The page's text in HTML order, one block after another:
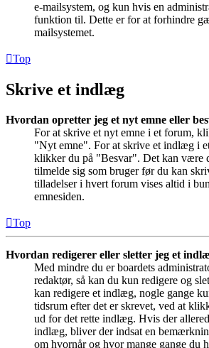
e-mailsystem, og kun hvis en
funktion til. Dette er for at forhindre
mailsystemet.
Top
Skrive et indlæg
Hvordan opretter jeg et nyt emne eller
For at skrive et nyt emne i et forum,
"Nyt emne". For at skrive et indlæg i
klikker du på "Besvar". Det kan være
tilmelde sig som bruger før du kan
tilladelser i hvert forum vises altid i
emnesiden.
Top
Hvordan redigerer eller sletter jeg et
Med mindre du er boardets
redaktør, så kan du kun redigere og
kan redigere et indlæg, nogle gange
tidsrum efter det er skrevet, ved at
ud for det rette indlæg. Hvis der
indlæg, bliver der indsat en
om hvornår og hvor mange gange du